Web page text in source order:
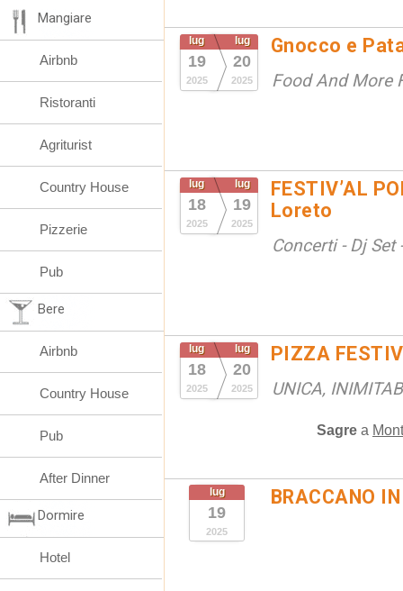
lug
19
2025
lug
20
2025
Gnocco e
Food And More
lug
18
2025
lug
19
2025
FESTIV’AL
Loreto
Concerti - Dj Set
lug
18
2025
lug
20
2025
PIZZA
UNICA,
Sagre a
lug
19
2025
BRACCANO
Mangiare
Airbnb
Ristoranti
Agriturist
Country House
Pizzerie
Pub
Bere
Airbnb
Country House
Pub
After Dinner
Dormire
Hotel